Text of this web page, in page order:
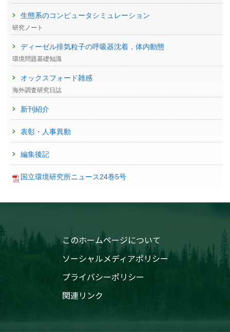
生態系のコンピュータシミュレーション
研究ノート
ディーゼル排気粒子の呼吸器沈着，体内動態
環境問題基礎知識
オックスフォード雑感
海外調査研究日誌
新刊紹介
表彰・人事異動
編集後記
国立環境研究所ニュース24巻5号
このホームページについて
ソーシャルメディアポリシー
プライバシーポリシー
関連リンク